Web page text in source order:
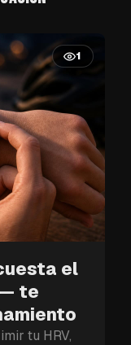
1
el
te
tu HRV,